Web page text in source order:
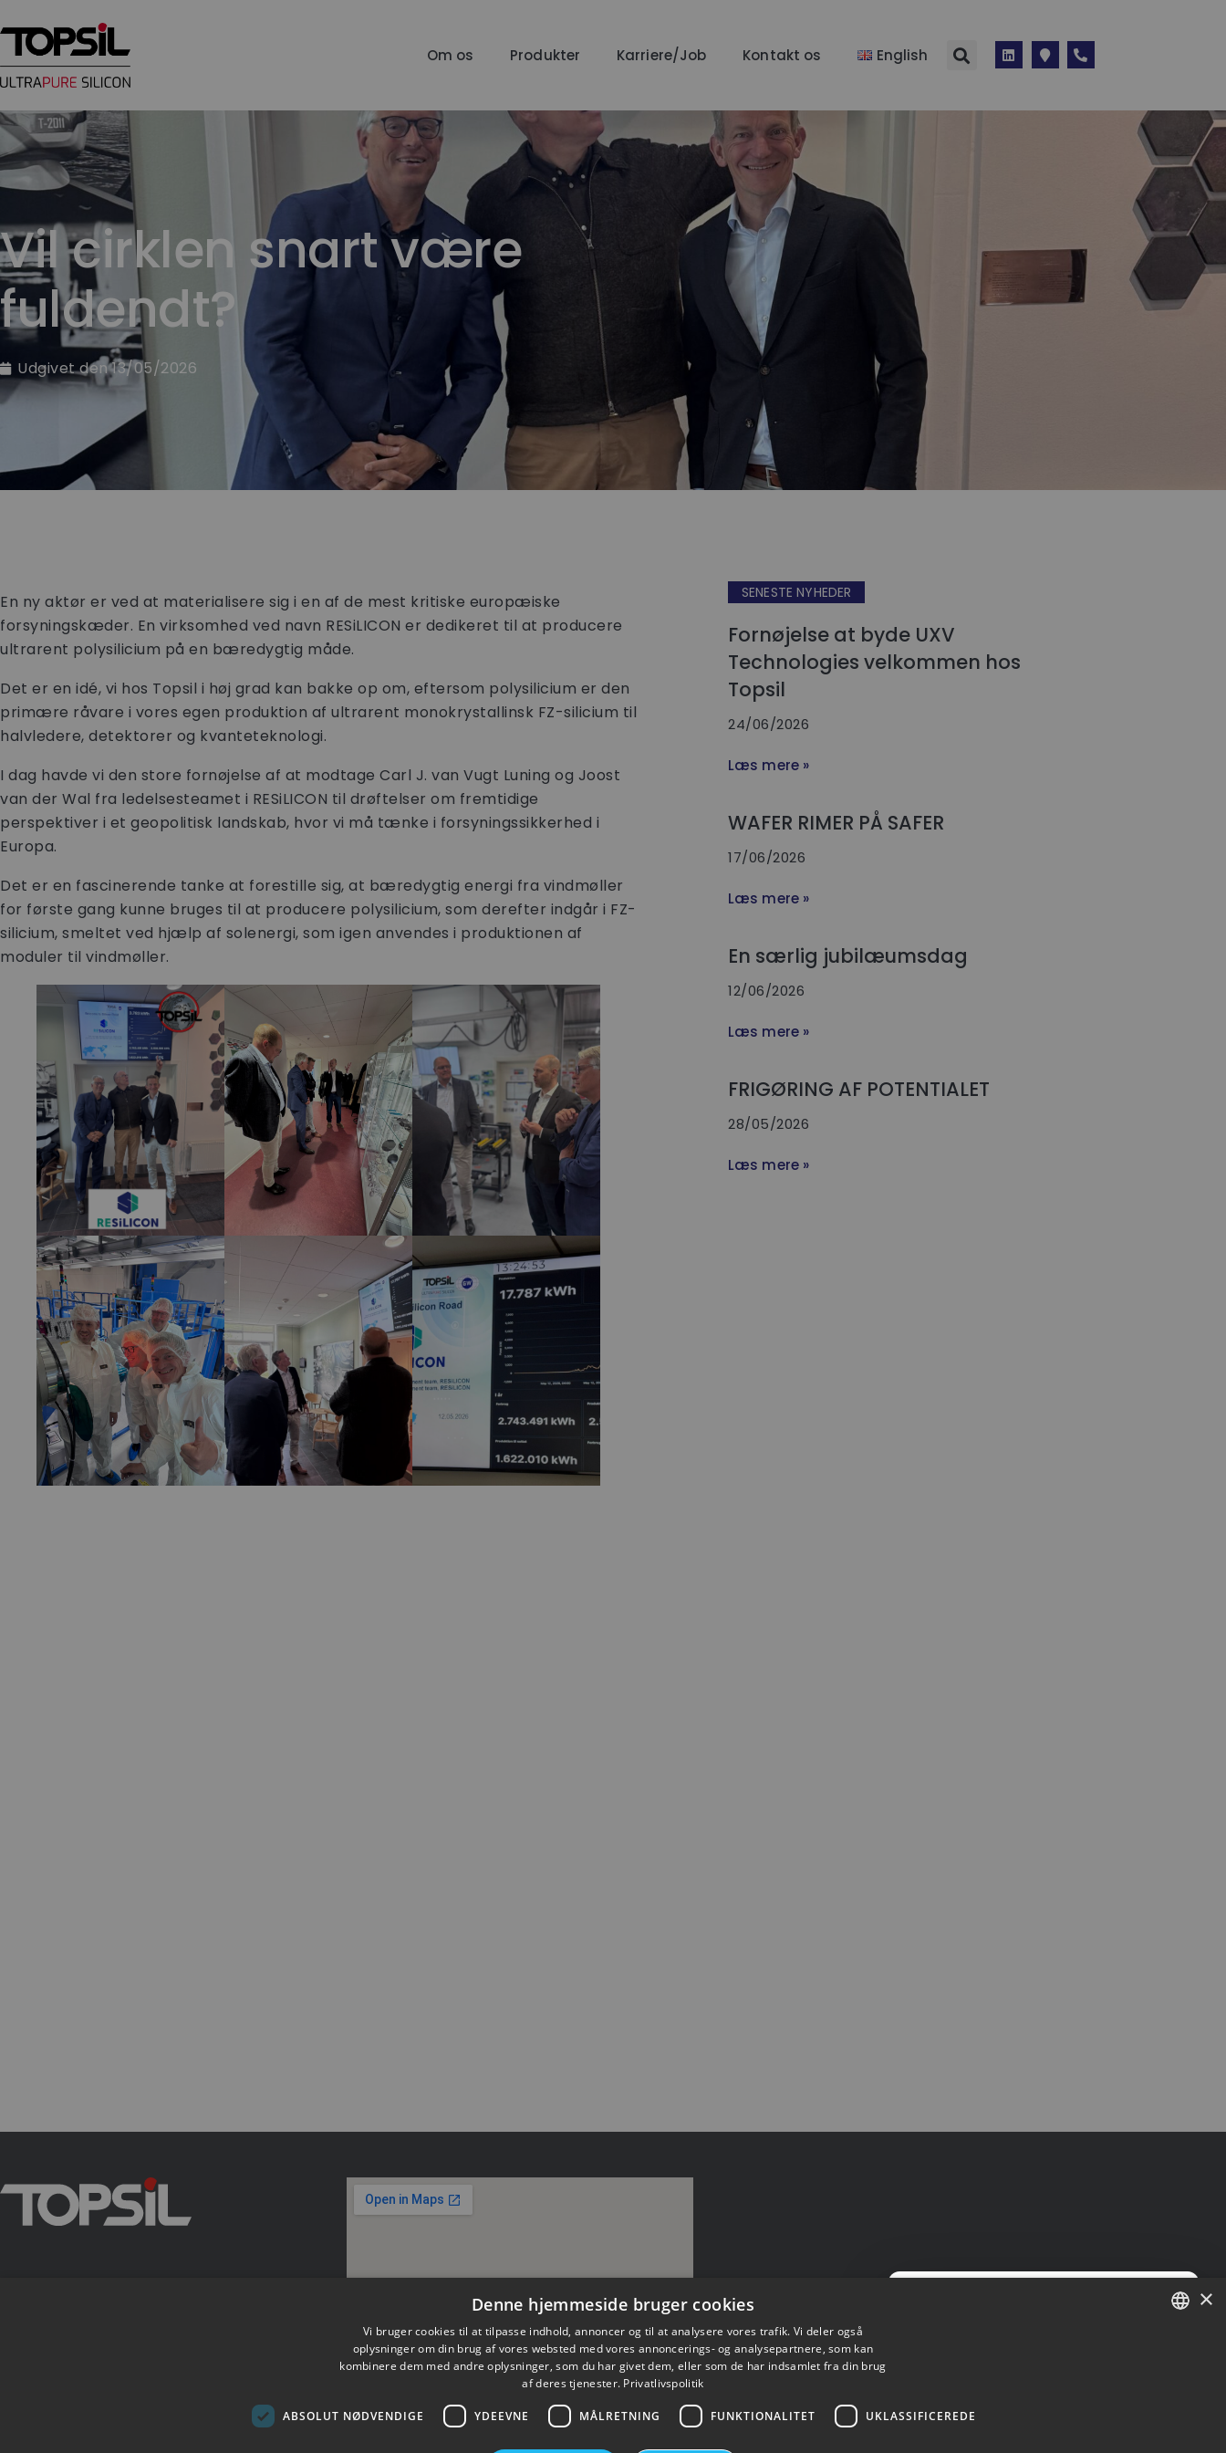
Om os Produkter Karriere/Job Kontakt os English
Vil cirklen snart være
fuldendt?
Udgivet den13/05/2026
En ny aktør er ved at materialisere sig i en af de mest kritiske europæiske
forsyningskæder. En virksomhed ved navn RESiLICON er dedikeret til at producere
ultrarent polysilicium på en bæredygtig måde.
Det er en idé, vi hos Topsil i høj grad kan bakke op om, eftersom polysilicium er den
primære råvare i vores egen produktion af ultrarent monokrystallinsk FZ-silicium til
halvledere, detektorer og kvanteteknologi.
I dag havde vi den store fornøjelse af at modtage Carl J. van Vugt Luning og Joost
van der Wal fra ledelsesteamet i RESiLICON til drøftelser om fremtidige
perspektiver i et geopolitisk landskab, hvor vi må tænke i forsyningssikkerhed i
Europa.
Det er en fascinerende tanke at forestille sig, at bæredygtig energi fra vindmøller
for første gang kunne bruges til at producere polysilicium, som derefter indgår i FZ-
silicium, smeltet ved hjælp af solenergi, som igen anvendes i produktionen af
moduler til vindmøller.
SENESTE NYHEDER
Fornøjelse at byde UXV
Technologies velkommen hos
Topsil
24/06/2026
Læs mere »
WAFER RIMER PÅ SAFER
17/06/2026
Læs mere »
En særlig jubilæumsdag
12/06/2026
Læs mere »
FRIGØRING AF POTENTIALET
28/05/2026
Læs mere »
×
Topsil is a GlobalWafers Company.
×
Denne hjemmeside bruger cookies
Vi bruger cookies til at tilpasse indhold, annoncer og til at analysere vores trafik. Vi deler også
oplysninger om din brug af vores websted med vores annoncerings- og analysepartnere, som kan
kombinere dem med andre oplysninger, som du har givet dem, eller som de har indsamlet fra din brug
af deres tjenester. Privatlivspolitik
ABSOLUT NØDVENDIGE YDEEVNE MÅLRETNING FUNKTIONALITET UKLASSIFICEREDE